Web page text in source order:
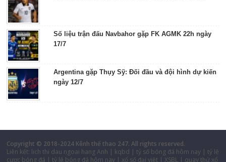
Số liệu trận đấu Navbahor gặp FK AGMK 22h ngày
17/7
Argentina gặp Thụy Sỹ: Đối đầu và đội hình dự kiến
ngày 12/7
Copyright © 2018-2024 Kênh thể thao 247. All rights reserved.
Liên kết: lich thi dau ngoai hang Anh | kqbd |tỷ số bóng đá hôm nay |tỷ lệ
cược bóng đá |tỷ lệ bóng đá hôm nay | xổ số đại việt |XSBL | quay thử xổ